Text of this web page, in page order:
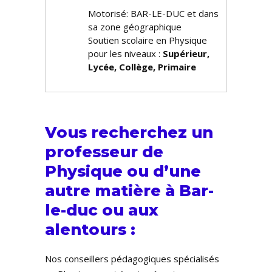
Motorisé: BAR-LE-DUC et dans
sa zone géographique
Soutien scolaire en Physique
pour les niveaux : Supérieur,
Lycée, Collège, Primaire
Vous recherchez un
professeur de
Physique ou d’une
autre matière à Bar-
le-duc ou aux
alentours :
Nos conseillers pédagogiques spécialisés